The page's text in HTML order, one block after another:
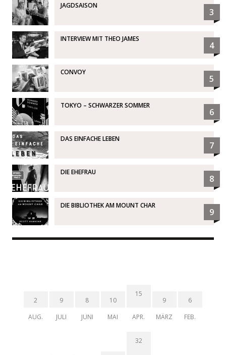
JAGDSAISON
3
INTERVIEW MIT THEO JAMES
4
CONVOY
5
TOKYO – SCHWARZER SOMMER
6
DAS EINFACHE LEBEN
7
DIE EHEFRAU
8
DIE BIBLIOTHEK AM MOUNT CHAR
9
2
AUG.
9
JULI
8
JUNI
10
MAI
15
APR.
9
MÄRZ
6
FEB.
32